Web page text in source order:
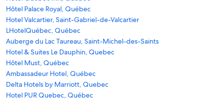
Hôtel Palace Royal, Québec
Hotel Valcartier, Saint-Gabriel-de-Valcartier
LHotelQuébec, Québec
Auberge du Lac Taureau, Saint-Michel-des-Saints
Hotel & Suites Le Dauphin, Quebec
Hôtel Must, Québec
Ambassadeur Hotel, Québec
Delta Hotels by Marriott, Quebec
Hotel PUR Quebec, Québec